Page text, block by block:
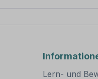
erhältlich,
und somit für dauerhafte
bestens geeignet. Für
Lern- und